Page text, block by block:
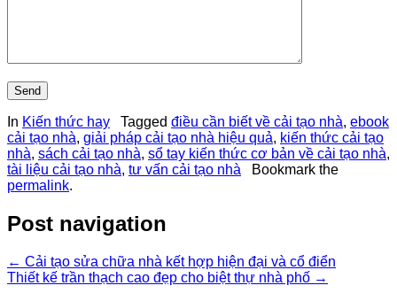
In Kiến thức hay Tagged điều cần biết về cải tạo nhà, ebook
cải tạo nhà, giải pháp cải tạo nhà hiệu quả, kiến thức cải tạo
nhà, sách cải tạo nhà, sổ tay kiến thức cơ bản về cải tạo nhà,
tài liệu cải tạo nhà, tư vấn cải tạo nhà Bookmark the
permalink.
Post navigation
← Cải tạo sửa chữa nhà kết hợp hiện đại và cổ điển
Thiết kế trần thạch cao đẹp cho biệt thự nhà phố →